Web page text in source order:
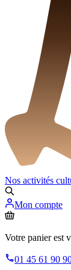
Nos activités
Mon compte
Votre panier est
01 45 61 90